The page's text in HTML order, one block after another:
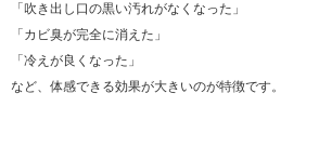
「吹き出し口の黒い汚れがなくなった」
「カビ臭が完全に消えた」
「冷えが良くなった」
など、体感できる効果が大きいのが特徴です。